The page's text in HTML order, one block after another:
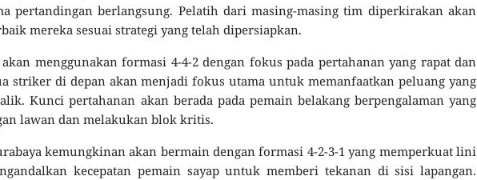
pertandingan berlangsung. Pelatih dari masing-masing tim diperkirakan akan
mereka sesuai strategi yang telah dipersiapkan.
menggunakan formasi 4-4-2 dengan fokus pada pertahanan yang rapat dan
striker di depan akan menjadi fokus utama untuk memanfaatkan peluang yang
Kunci pertahanan akan berada pada pemain belakang berpengalaman yang
lawan dan melakukan blok kritis.
kemungkinan akan bermain dengan formasi 4-2-3-1 yang memperkuat lini
kecepatan pemain sayap untuk memberi tekanan di sisi lapangan.